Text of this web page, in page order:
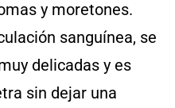
y moretones.
sanguínea, se
delicadas y es
sin dejar una